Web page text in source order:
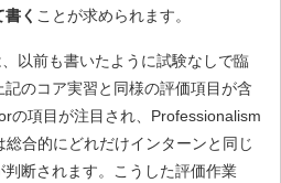
く ことが求められます。
以前も書いたように試験なしで臨
のコア実習と同様の評価項目が含
の項目が注目され、Professionalism
合的にどれだけインターンと同じ
断されます。こうした評価作業